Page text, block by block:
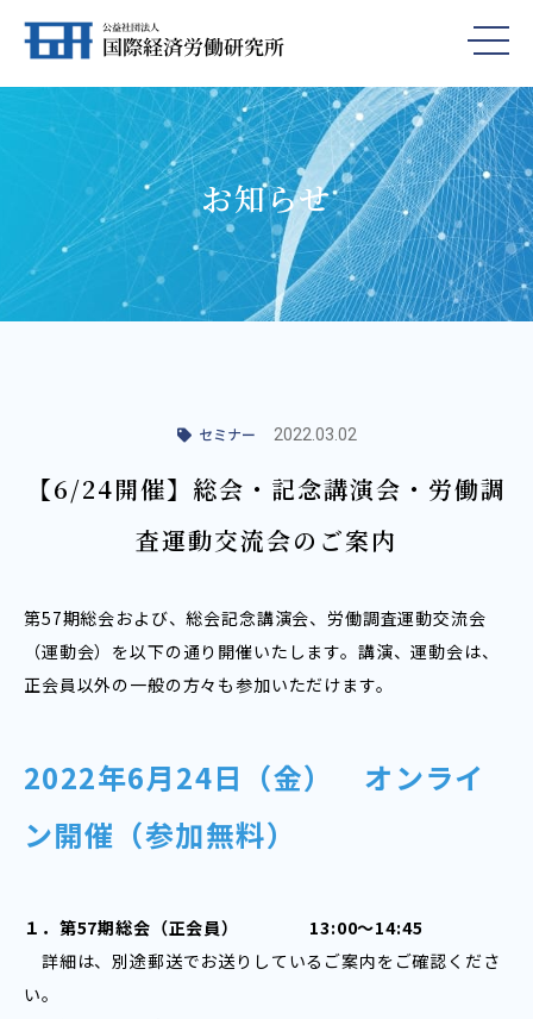
お知らせ
セミナー 2022.03.02
【6/24開催】総会・記念講演会・労働調
査運動交流会のご案内
第57期総会および、総会記念講演会、労働調査運動交流会
（運動会）を以下の通り開催いたします。 講演、運動会は、
正会員以外の一般の方々も参加いただけます。
2022年6月24日（金） オンライ
ン開催（参加無料）
１．第57期総会（正会員） 13:00～14:45
詳細は、別途郵送でお送りしているご案内をご確認くださ
い。